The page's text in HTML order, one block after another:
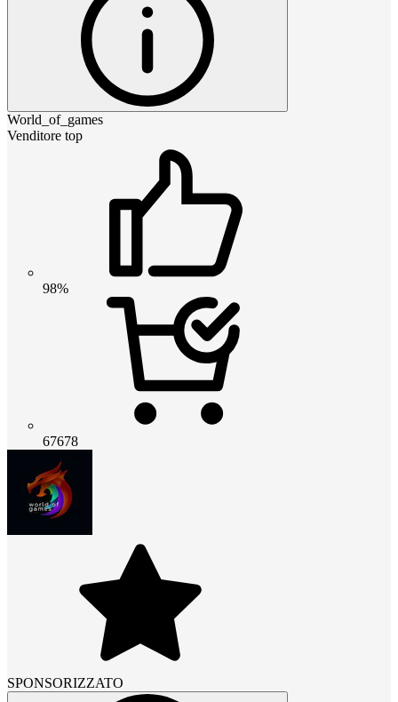
World_of_games
Venditore top
98%
67678
SPONSORIZZATO